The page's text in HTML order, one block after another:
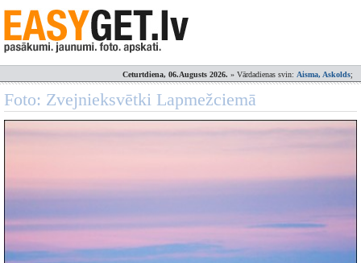
Ceturtdiena, 06.Augusts 2026. » Vārdadienas svin: Aisma, Askolds;
Foto: Zvejnieksvētki Lapmežciemā